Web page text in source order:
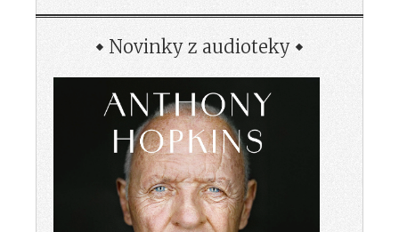
Novinky z audioteky